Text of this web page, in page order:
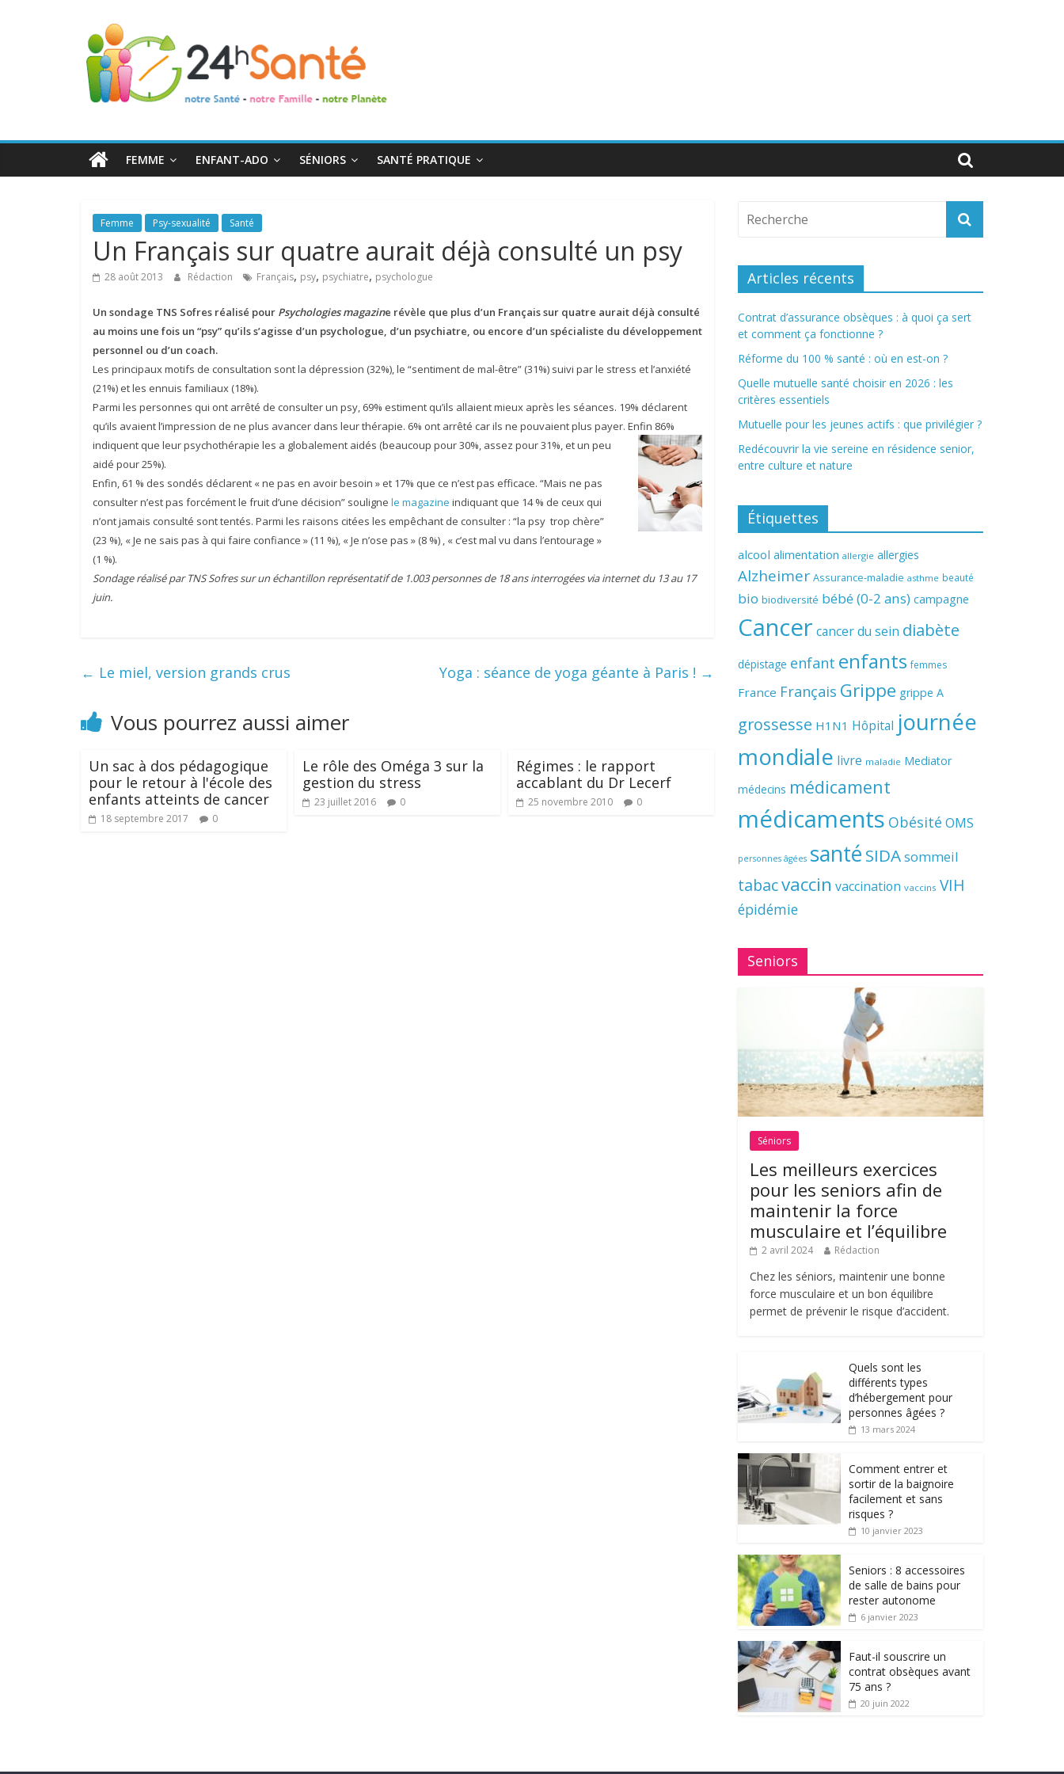
24h
Santé
toute
FEMME ENFANT-ADO SÉNIORS SANTÉ PRATIQUE
Femme Psy-sexualité Santé
Un Français sur quatre aurait déjà consulté un psy
28 août 2013 Rédaction Français, psy, psychiatre, psychologue
Un sondage TNS Sofres réalisé pour Psychologies magazine révèle que plus d’un Français sur quatre aurait déjà consulté
au moins une fois un “psy” qu’ils s’agisse d’un psychologue, d’un psychiatre, ou encore d’un spécialiste du développement
personnel ou d’un coach.
Les principaux motifs de consultation sont la dépression (32%), le “sentiment de mal-être” (31%) suivi par le stress et l’anxiété
(21%) et les ennuis familiaux (18%).
Parmi les personnes qui ont arrêté de consulter un psy, 69% estiment qu’ils allaient mieux après les séances. 19% déclarent
qu’ils avaient l’impression de ne plus avancer dans leur thérapie. 6% ont arrêté car ils ne pouvaient plus payer. Enfin 86%
indiquent que leur psychothérapie les a globalement aidés (beaucoup pour 30%, assez pour 31%, et un peu
aidé pour 25%).
Enfin, 61 % des sondés déclarent « ne pas en avoir besoin » et 17% que ce n’est pas efficace. “Mais ne pas
consulter n’est pas forcément le fruit d’une décision” souligne le magazine indiquant que 14 % de ceux qui
n’ont jamais consulté sont tentés. Parmi les raisons citées les empêchant de consulter : “la psy trop chère”
(23 %), « Je ne sais pas à qui faire confiance » (11 %), « Je n’ose pas » (8 %) , « c’est mal vu dans l’entourage »
(1 %).
Sondage réalisé par TNS Sofres sur un échantillon représentatif de 1.003 personnes de 18 ans interrogées via internet du 13 au 17
juin.
← Le miel, version grands crus Yoga : séance de yoga géante à Paris ! →
Vous pourrez aussi aimer
Un sac à dos pédagogique
pour le retour à l'école des
enfants atteints de cancer
18 septembre 2017 0
Le rôle des Oméga 3 sur la
gestion du stress
23 juillet 2016 0
Régimes : le rapport
accablant du Dr Lecerf
25 novembre 2010 0
Articles récents
Contrat d’assurance obsèques : à quoi ça sert
et comment ça fonctionne ?
Réforme du 100 % santé : où en est-on ?
Quelle mutuelle santé choisir en 2026 : les
critères essentiels
Mutuelle pour les jeunes actifs : que privilégier ?
Redécouvrir la vie sereine en résidence senior,
entre culture et nature
Étiquettes
alcool alimentation allergie allergies
Alzheimer Assurance-maladie asthme beauté
bio biodiversité bébé (0-2 ans) campagne
Cancer cancer du sein diabète
dépistage enfant enfants femmes
France Français Grippe grippe A
grossesse H1N1 Hôpital journée
mondiale livre maladie Mediator
médecins médicament
médicaments Obésité OMS
personnes âgées santé SIDAsommeil
tabacvaccin vaccination vaccins VIH
épidémie
Seniors
Séniors
Les meilleurs exercices
pour les seniors afin de
maintenir la force
musculaire et l’équilibre
2 avril 2024 Rédaction
Chez les séniors, maintenir une bonne
force musculaire et un bon équilibre
permet de prévenir le risque d’accident.
Quels sont les
différents types
d’hébergement pour
personnes âgées ?
13 mars 2024
Comment entrer et
sortir de la baignoire
facilement et sans
risques ?
10 janvier 2023
Seniors : 8 accessoires
de salle de bains pour
rester autonome
6 janvier 2023
Faut-il souscrire un
contrat obsèques avant
75 ans ?
20 juin 2022